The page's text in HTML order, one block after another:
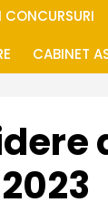
CONCURSURI
CABINET